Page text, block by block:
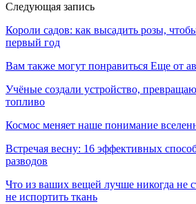
Следующая запись
Короли садов: как высадить розы,
первый год
Вам также могут понравиться Еще от
Учёные создали устройство,
топливо
Космос меняет наше понимание
Встречая весну: 16 эффективных
разводов
Что из ваших вещей лучше никогда не
не испортить ткань